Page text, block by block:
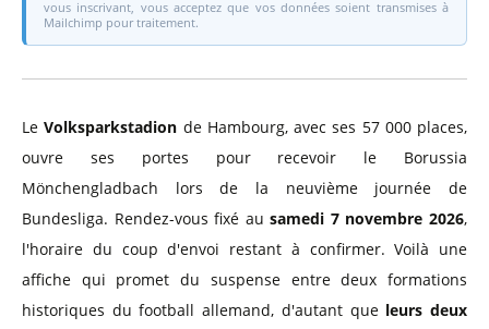
vous inscrivant, vous acceptez que vos données soient transmises à
Mailchimp pour traitement.
LeVolksparkstadion de Hambourg, avec ses 57 000 places,
ouvre ses portes pour recevoir le Borussia
Mönchengladbach lors de la neuvième journée de
Bundesliga. Rendez-vous fixé ausamedi 7 novembre 2026,
l'horaire du coup d'envoi restant à confirmer. Voilà une
affiche qui promet du suspense entre deux formations
historiques du football allemand, d'autant que leurs deux